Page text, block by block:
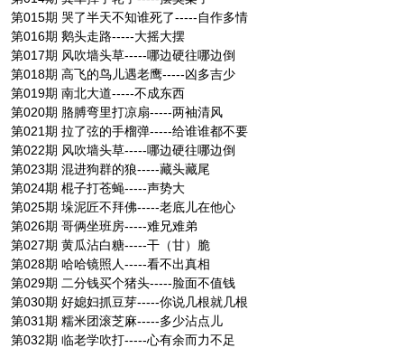
第015期 哭了半天不知谁死了-----自作多情
第016期 鹅头走路-----大摇大摆
第017期 风吹墙头草-----哪边硬往哪边倒
第018期 高飞的鸟儿遇老鹰-----凶多吉少
第019期 南北大道-----不成东西
第020期 胳膊弯里打凉扇-----两袖清风
第021期 拉了弦的手榴弹-----给谁谁都不要
第022期 风吹墙头草-----哪边硬往哪边倒
第023期 混进狗群的狼-----藏头藏尾
第024期 棍子打苍蝇-----声势大
第025期 垛泥匠不拜佛-----老底儿在他心
第026期 哥俩坐班房-----难兄难弟
第027期 黄瓜沾白糖-----干（甘）脆
第028期 哈哈镜照人-----看不出真相
第029期 二分钱买个猪头-----脸面不值钱
第030期 好媳妇抓豆芽-----你说几根就几根
第031期 糯米团滚芝麻-----多少沾点儿
第032期 临老学吹打-----心有余而力不足